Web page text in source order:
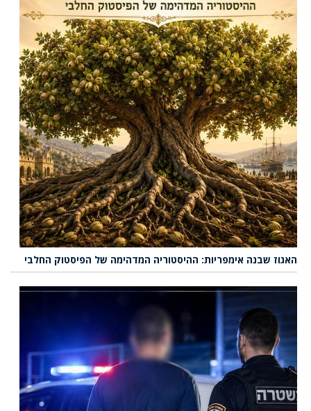
האגוז שבנה אימפריות: ההיסטוריה המדהימה של הפיסטוק החלבי